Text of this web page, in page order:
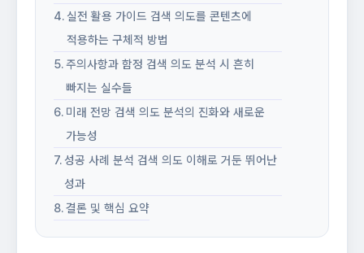
실전 활용 가이드 검색 의도를 콘텐츠에
적용하는 구체적 방법
주의사항과 함정 검색 의도 분석 시 흔히
빠지는 실수들
미래 전망 검색 의도 분석의 진화와 새로운
가능성
성공 사례 분석 검색 의도 이해로 거둔 뛰어난
성과
결론 및 핵심 요약